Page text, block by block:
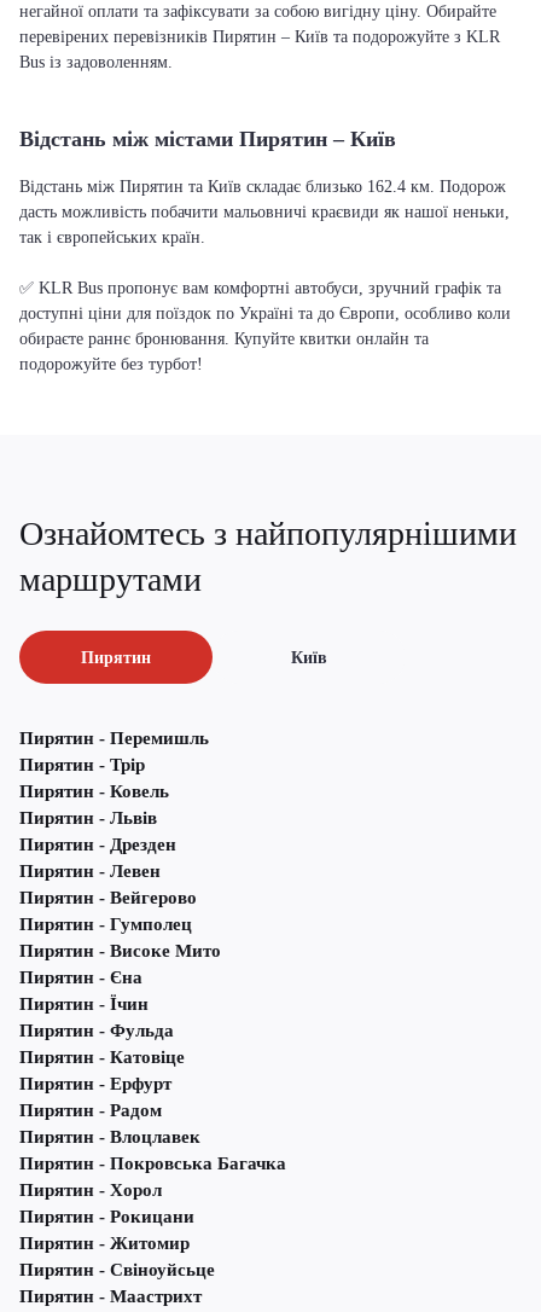
негайної оплати та зафіксувати за собою вигідну ціну. Обирайте
перевірених перевізників Пирятин – Київ та подорожуйте з KLR
Bus із задоволенням.
Відстань між містами Пирятин – Київ
Відстань між Пирятин та Київ складає близько 162.4 км. Подорож
дасть можливість побачити мальовничі краєвиди як нашої неньки,
так і європейських країн.
✅ KLR Bus пропонує вам комфортні автобуси, зручний графік та
доступні ціни для поїздок по Україні та до Європи, особливо коли
обираєте раннє бронювання. Купуйте квитки онлайн та
подорожуйте без турбот!
Ознайомтесь з найпопулярнішими
маршрутами
Пирятин Київ
Пирятин - Перемишль
Пирятин - Трір
Пирятин - Ковель
Пирятин - Львів
Пирятин - Дрезден
Пирятин - Левен
Пирятин - Вейгерово
Пирятин - Гумполец
Пирятин - Високе Мито
Пирятин - Єна
Пирятин - Їчин
Пирятин - Фульда
Пирятин - Катовіце
Пирятин - Ерфурт
Пирятин - Радом
Пирятин - Влоцлавек
Пирятин - Покровська Багачка
Пирятин - Хорол
Пирятин - Рокицани
Пирятин - Житомир
Пирятин - Свіноуйсьце
Пирятин - Маастрихт